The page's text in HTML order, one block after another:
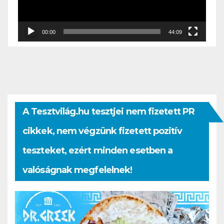
00:00 44:09
A Tesztvilág.hu tesztjei nem fizetett PR
cikkek, nem végzünk fizetett pozitív
teszteket, ezért minden esetben a
valóságnak megfelelnek!